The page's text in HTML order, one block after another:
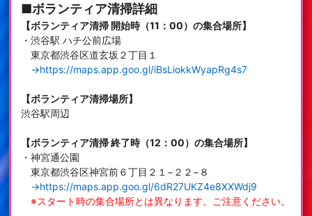
■ボランティア清掃詳細
【ボランティア清掃 開始時（11：00）の集合場所】
・渋谷駅 ハチ公前広場
東京都渋谷区道玄坂２丁目１
→https://maps.app.goo.gl/iBsLiokkWyapRg4s7
【ボランティア清掃場所】
渋谷駅周辺
【ボランティア清掃 終了時（12：00）の集合場所】
・神宮通公園
東京都渋谷区神宮前６丁目２１−２２−８
→https://maps.app.goo.gl/6dR27UKZ4e8XXWdj9
※スタート時の集合場所とは異なります。ご注意ください。